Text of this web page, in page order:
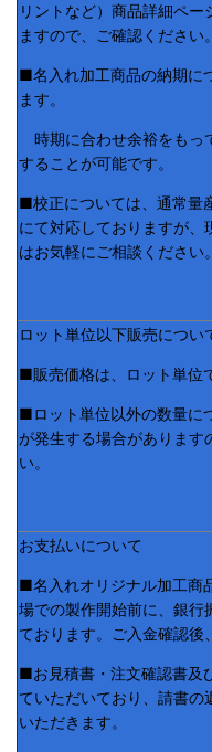
リントなど）商品詳細ペ
ますので、ご確認ください。
■名入れ加工商品の納期に
ます。
時期に合わせ余裕をもっ
することが可能です。
■校正については、通常量
にて対応しておりますが、
はお気軽にご相談ください。
ロット単位以下販売につい
■販売価格は、ロット単位
■ロット単位以外の数量に
が発生する場合があります
い。
お支払いについて
■名入れオリジナル加工商
場での製作開始前に、銀行
ております。ご入金確認後
■お見積書・注文確認書及
ていただいており、請書の
いただきます。